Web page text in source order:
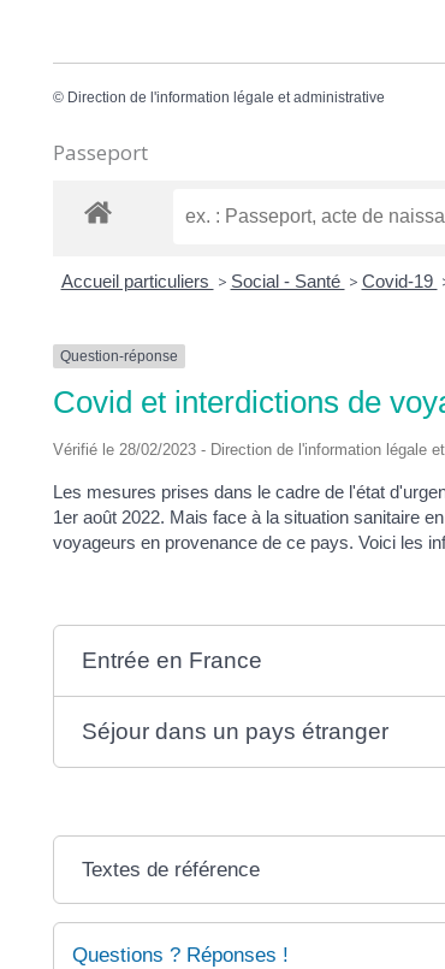
© Direction de l'information légale et administrative
Passeport
Accueil particuliers > Social - Santé > Covid-19
Question-réponse
Covid et interdictions de
Vérifié le 28/02/2023 - Direction de l'information légale
Les mesures prises dans le cadre de l'état
1er août 2022. Mais face à la situation sanitaire
voyageurs en provenance de ce pays. Voici les
Entrée en France
Séjour dans un pays étranger
Textes de référence
Questions ? Réponses !